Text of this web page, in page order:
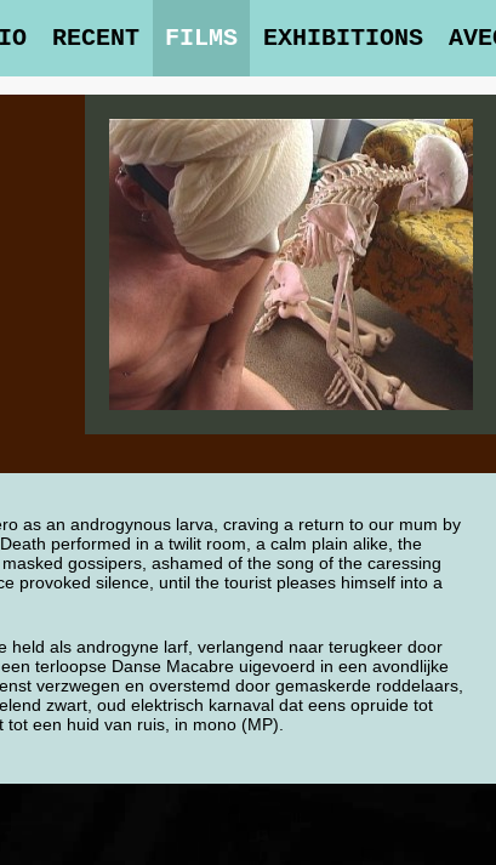
RECENT FILMS EXHIBITIONS
as an androgynous larva, craving a return to our mum by
performed in a twilit room, a calm plain alike, the
gossipers, ashamed of the song of the caressing
provoked silence, until the tourist pleases himself into a
held als androgyne larf, verlangend naar terugkeer door
terloopse Danse Macabre uigevoerd in een avondlijke
verzwegen en overstemd door gemaskerde roddelaars,
zwart, oud elektrisch karnaval dat eens opruide tot
een huid van ruis, in mono (MP).